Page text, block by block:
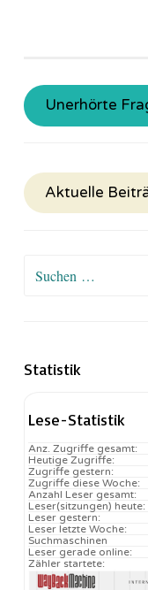
Unerhörte
Aktuelle
Suchen
Statistik
Lese-Statistik
Anz. Zugriffe gesamt:
Heutige Zugriffe:
Zugriffe gestern:
Zugriffe diese Woche:
Anzahl Leser gesamt:
Leser(sitzungen) heute:
Leser gestern:
Leser letzte Woche:
Suchmaschinen
Leser gerade online:
Zähler startete: